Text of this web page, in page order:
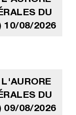
DU
10/08/2026
DU
09/08/2026